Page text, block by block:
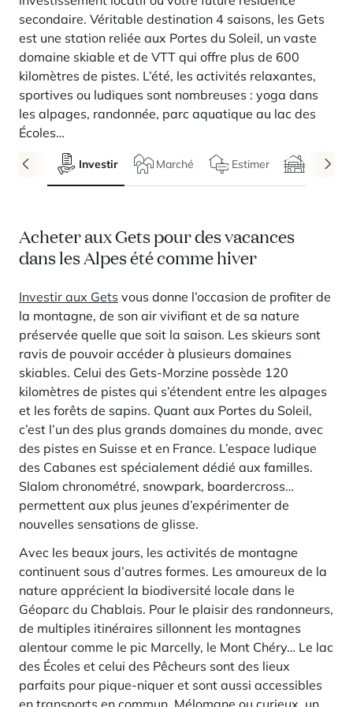
Résidences
Collections
Voir tous nos séjours
SERVICES
Niveaux de services
Louer mon bien
Questions fréquentes
Votre séjour au coeur de la station
Notre sélection pour profiter pleinement de l'animation et
En savoir plus
En savoir plus
Découvrir La Rosière
Un cadre ensoleillé où nature et douceur de vivre se
rencontrent
En savoir plus
Découvrir La Rosière
En savoir plus
En savoir plus
Panorama 2026
Etude annuelle de l'immobilier de montagne par Cimalpes
En savoir plus
Courchevel Le Praz
Courchevel Moriond
Courchevel Village
Crest-Voland
La Rosière
Les Saisies
Les Menuires
Méribel
Morzine
Saint-Gervais Mont-Blanc
Saint-Martin-de-Belleville
Serre Chevalier
Tignes
Val d'Isère
Val Thorens
En savoir plus
SERVICES
Propriétaires
Expertise marché
Questions fréquentes
Le Kandahar
Résidence exclusive à Val d'Isère
En savoir plus
Le Kandahar
En savoir plus
En savoir plus
Gérer mon bien
Nos honoraires
Questions fréquentes
Cimalpes vous accompagne à chaque étape
Estimez votre bien sans engagements avec nos outils
En savoir plus
En savoir plus
NOS DERNIERS ARTICLES
Conseils immobiliers
Rénover, réhabiliter, rentabiliser
Face à un parc vieillissant et à une construction neuve ralentie, la
rénovation et la réhabilitation deviennent une stratégie gagnante
pour investir en montagne. Et un levier puissant pour redessiner une
montagne vivante, attractive à l’année et génératrice de nouveaux
usages.
Inspirations séjours
L’été, nouvelle saison du bien-être en montagne
La montagne s’affirme de plus en plus comme une destination
dynamique l’été, avec une progression de la fréquentation, une saison
plus longue, une diversification des clientèles et un développement
marqué des pratiques hors ski.
Inspirations séjours
secondaire. Véritable destination 4 saisons, les Gets
est une station reliée aux Portes du Soleil, un vaste
domaine skiable et de VTT qui offre plus de 600
kilomètres de pistes. L’été, les activités relaxantes,
sportives ou ludiques sont nombreuses : yoga dans
les alpages, randonnée, parc aquatique au lac des
Écoles…
Investir Marché Estimer Chalets
Acheter aux Gets pour des vacances
dans les Alpes été comme hiver
Investir aux Gets vous donne l’occasion de profiter de
la montagne, de son air vivifiant et de sa nature
préservée quelle que soit la saison. Les skieurs sont
ravis de pouvoir accéder à plusieurs domaines
skiables. Celui des Gets-Morzine possède 120
kilomètres de pistes qui s’étendent entre les alpages
et les forêts de sapins. Quant aux Portes du Soleil,
c’est l’un des plus grands domaines du monde, avec
des pistes en Suisse et en France. L’espace ludique
des Cabanes est spécialement dédié aux familles.
Slalom chronométré, snowpark, boardercross…
permettent aux plus jeunes d’expérimenter de
nouvelles sensations de glisse.
Avec les beaux jours, les activités de montagne
continuent sous d’autres formes. Les amoureux de la
nature apprécient la biodiversité locale dans le
Géoparc du Chablais. Pour le plaisir des randonneurs,
de multiples itinéraires sillonnent les montagnes
alentour comme le pic Marcelly, le Mont Chéry… Le lac
des Écoles et celui des Pêcheurs sont des lieux
parfaits pour pique-niquer et sont aussi accessibles
en transports en commun. Mélomane ou curieux, un